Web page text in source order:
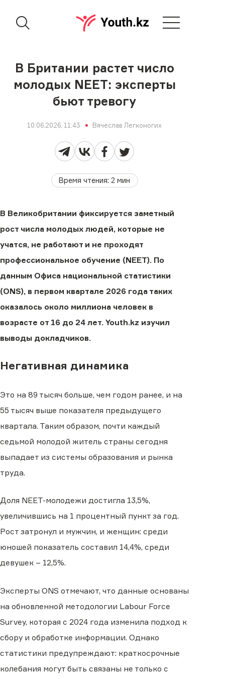
В Британии растет число
молодых NEET: эксперты
бьют тревогу
10.06.2026, 11:43 Вячеслав Легконогих
Время чтения:2 мин
В Великобритании фиксируется заметный
рост числа молодых людей, которые не
учатся, не работают и не проходят
профессиональное обучение (NEET). По
данным Офиса национальной статистики
(ONS), в первом квартале 2026 года таких
оказалось около миллиона человек в
возрасте от 16 до 24 лет. Youth.kz изучил
выводы докладчиков.
Негативная динамика
Это на 89 тысяч больше, чем годом ранее, и на
55 тысяч выше показателя предыдущего
квартала. Таким образом, почти каждый
седьмой молодой житель страны сегодня
выпадает из системы образования и рынка
труда.
Доля NEET-молодежи достигла 13,5%,
увеличившись на 1 процентный пункт за год.
Рост затронул и мужчин, и женщин: среди
юношей показатель составил 14,4%, среди
девушек – 12,5%.
Эксперты ONS отмечают, что данные основаны
на обновленной методологии Labour Force
Survey, которая с 2024 года изменила подход к
сбору и обработке информации. Однако
статистики предупреждают: краткосрочные
колебания могут быть связаны не только с